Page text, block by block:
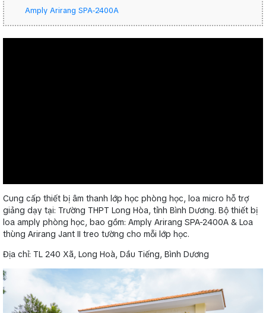
Amply Arirang SPA-2400A
Cung cấp thiết bị âm thanh lớp học phòng học, loa micro hỗ trợ
giảng dạy tại: Trường THPT Long Hòa, tỉnh Bình Dương. Bộ thiết bị
loa amply phòng học, bao gồm: Amply Arirang SPA-2400A & Loa
thùng Arirang Jant II treo tường cho mỗi lớp học.
Địa chỉ: TL 240 Xã, Long Hoà, Dầu Tiếng, Bình Dương